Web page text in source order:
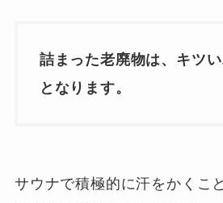
詰まった老廃物は、キツ
となります。
サウナで積極的に汗をかくこ